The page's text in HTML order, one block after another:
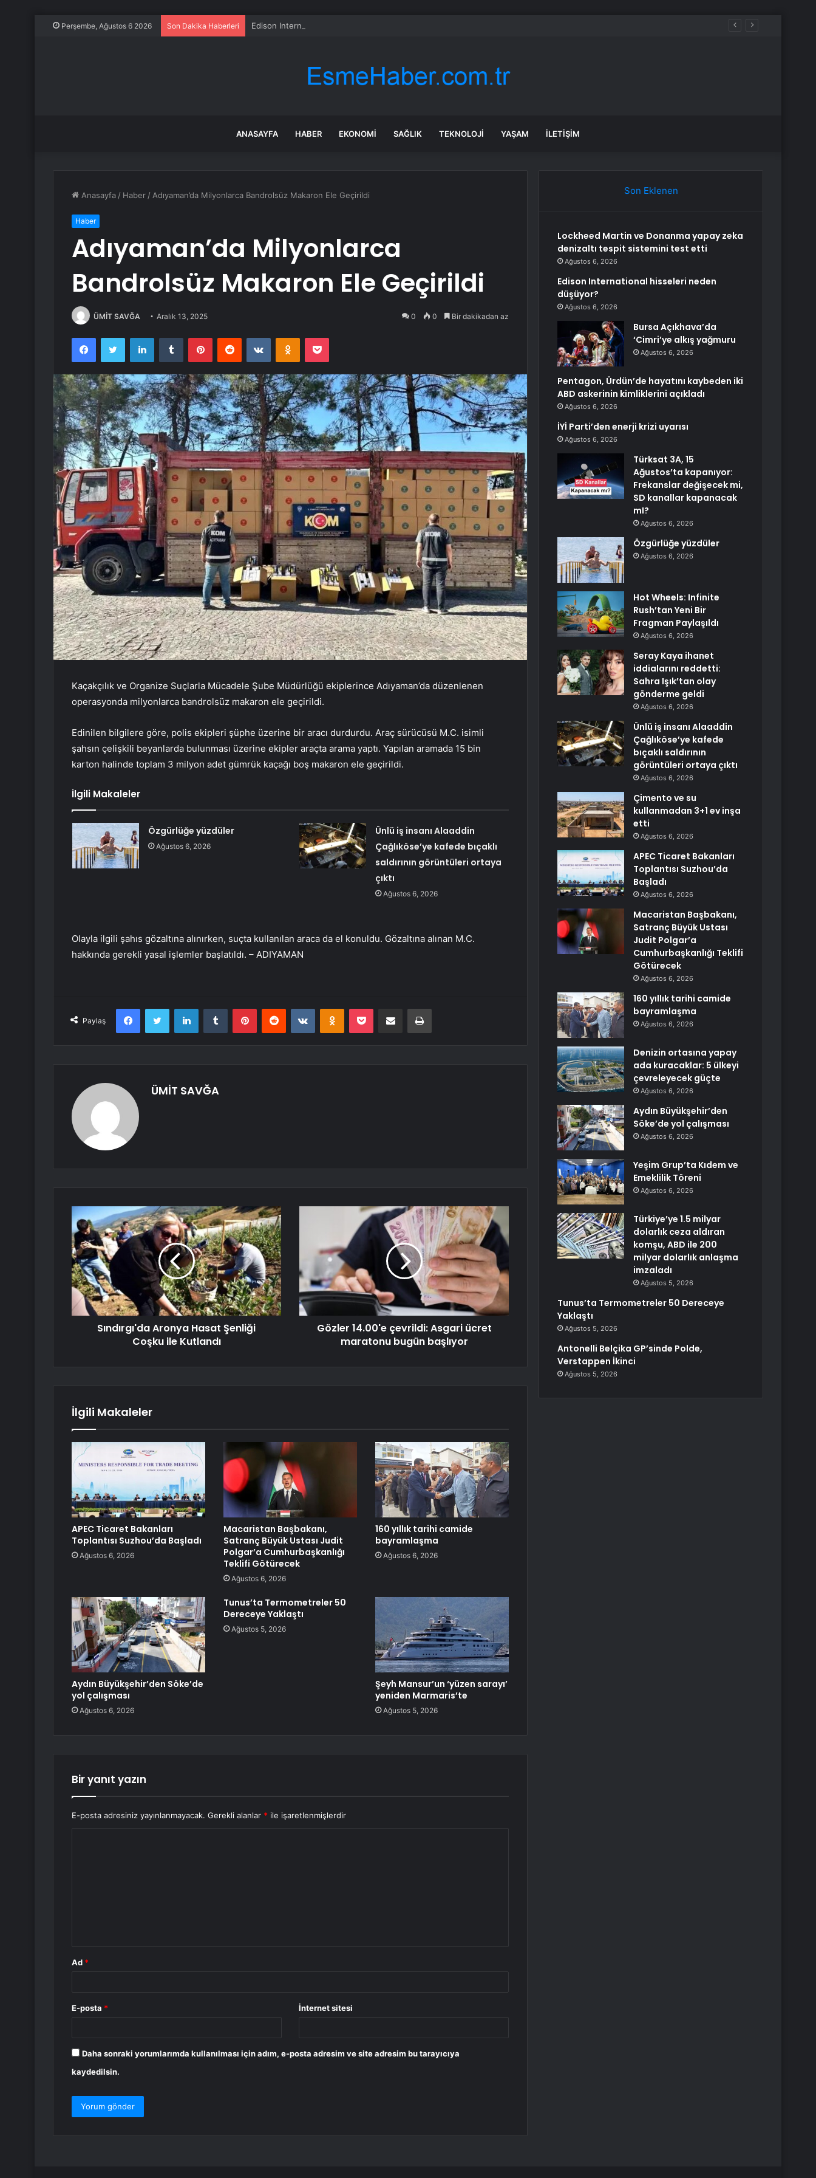
Perşembe, Ağustos 6 2026 Son Dakika Haberleri Edison International hisseleri neden düşüyor?
ANASAYFA HABER EKONOMI SAĞLIK TEKNOLOJI YAŞAM İLETIŞIM
Anasayfa / Haber / Adıyaman’da Milyonlarca Bandrolsüz Makaron Ele Geçirildi
Haber
Adıyaman’da Milyonlarca
Bandrolsüz Makaron Ele Geçirildi
ÜMİT SAVĞA Aralık 13, 2025 0 0 Bir dakikadan az
FacebookTwitter LinkedInTumblr PinterestReddit VKontakteOdnoklassniki
Pocket
Kaçakçılık ve Organize Suçlarla Mücadele Şube Müdürlüğü ekiplerince Adıyaman’da düzenlenen
operasyonda milyonlarca bandrolsüz makaron ele geçirildi.
Edinilen bilgilere göre, polis ekipleri şüphe üzerine bir aracı durdurdu. Araç sürücüsü M.C. isimli
şahsın çelişkili beyanlarda bulunması üzerine ekipler araçta arama yaptı. Yapılan aramada 15 bin
karton halinde toplam 3 milyon adet gümrük kaçağı boş makaron ele geçirildi.
İlgili Makaleler
Özgürlüğe yüzdüler
Ağustos 6, 2026
Ünlü iş insanı Alaaddin
Çağlıköse’ye kafede bıçaklı
saldırının görüntüleri ortaya
çıktı
Ağustos 6, 2026
Olayla ilgili şahıs gözaltına alınırken, suçta kullanılan araca da el konuldu. Gözaltına alınan M.C.
hakkında gerekli yasal işlemler başlatıldı. – ADIYAMAN
Paylaş
FacebookTwitter LinkedInTumblr PinterestReddit VKontakteOdnoklassniki
Pocket E-Posta ile paylaş Yazdır
ÜMİT SAVĞA
Sındırgı'da Aronya Hasat Şenliği
Coşku ile Kutlandı
Gözler 14.00'e çevrildi: Asgari ücret
maratonu bugün başlıyor
İlgili Makaleler
APEC Ticaret Bakanları
Toplantısı Suzhou’da Başladı
Ağustos 6, 2026
Macaristan Başbakanı,
Satranç Büyük Ustası Judit
Polgar’a Cumhurbaşkanlığı
Teklifi Götürecek
Ağustos 6, 2026
160 yıllık tarihi camide
bayramlaşma
Ağustos 6, 2026
Aydın Büyükşehir’den Söke’de
yol çalışması
Ağustos 6, 2026
Tunus’ta Termometreler 50
Dereceye Yaklaştı
Ağustos 5, 2026
Şeyh Mansur’un ‘yüzen sarayı’
yeniden Marmaris’te
Ağustos 5, 2026
Bir yanıt yazın
E-posta adresiniz yayınlanmayacak. Gerekli alanlar * ile işaretlenmişlerdir
Ad *
E-posta * İnternet sitesi
Daha sonraki yorumlarımda kullanılması için adım, e-posta adresim ve site adresim bu tarayıcıya
kaydedilsin.
Son Eklenen
Lockheed Martin ve Donanma yapay zeka
denizaltı tespit sistemini test etti
Ağustos 6, 2026
Edison International hisseleri neden
düşüyor?
Ağustos 6, 2026
Bursa Açıkhava’da
‘Cimri’ye alkış yağmuru
Ağustos 6, 2026
Pentagon, Ürdün’de hayatını kaybeden iki
ABD askerinin kimliklerini açıkladı
Ağustos 6, 2026
İYİ Parti’den enerji krizi uyarısı
Ağustos 6, 2026
Türksat 3A, 15
Ağustos’ta kapanıyor:
Frekanslar değişecek mi,
SD kanallar kapanacak
mI?
Ağustos 6, 2026
Özgürlüğe yüzdüler
Ağustos 6, 2026
Hot Wheels: Infinite
Rush’tan Yeni Bir
Fragman Paylaşıldı
Ağustos 6, 2026
Seray Kaya ihanet
iddialarını reddetti:
Sahra Işık’tan olay
gönderme geldi
Ağustos 6, 2026
Ünlü iş insanı Alaaddin
Çağlıköse’ye kafede
bıçaklı saldırının
görüntüleri ortaya çıktı
Ağustos 6, 2026
Çimento ve su
kullanmadan 3+1 ev inşa
etti
Ağustos 6, 2026
APEC Ticaret Bakanları
Toplantısı Suzhou’da
Başladı
Ağustos 6, 2026
Macaristan Başbakanı,
Satranç Büyük Ustası
Judit Polgar’a
Cumhurbaşkanlığı Teklifi
Götürecek
Ağustos 6, 2026
160 yıllık tarihi camide
bayramlaşma
Ağustos 6, 2026
Denizin ortasına yapay
ada kuracaklar: 5 ülkeyi
çevreleyecek güçte
Ağustos 6, 2026
Aydın Büyükşehir’den
Söke’de yol çalışması
Ağustos 6, 2026
Yeşim Grup’ta Kıdem ve
Emeklilik Töreni
Ağustos 6, 2026
Türkiye’ye 1.5 milyar
dolarlık ceza aldıran
komşu, ABD ile 200
milyar dolarlık anlaşma
imzaladı
Ağustos 5, 2026
Tunus’ta Termometreler 50 Dereceye
Yaklaştı
Ağustos 5, 2026
Antonelli Belçika GP’sinde Polde,
Verstappen İkinci
Ağustos 5, 2026